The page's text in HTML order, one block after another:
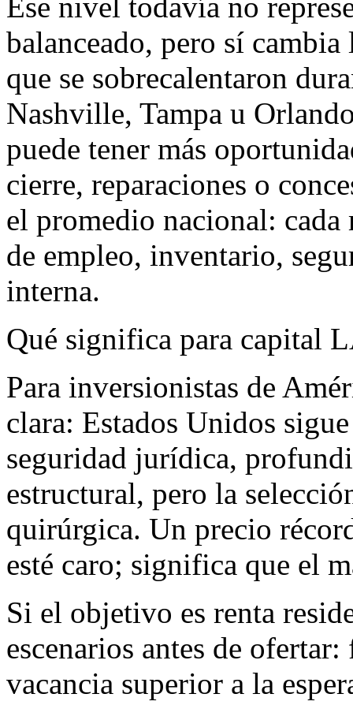
balanceado, pero sí
que se sobrecalentaron
Nashville, Tampa u
puede tener más
cierre, reparaciones o
el promedio nacional:
de empleo, inventario,
interna.
Qué significa para capital
Para inversionistas de
clara: Estados Unidos
seguridad jurídica,
estructural, pero la
quirúrgica. Un precio
esté caro; significa que el
Si el objetivo es renta
escenarios antes de
vacancia superior a la